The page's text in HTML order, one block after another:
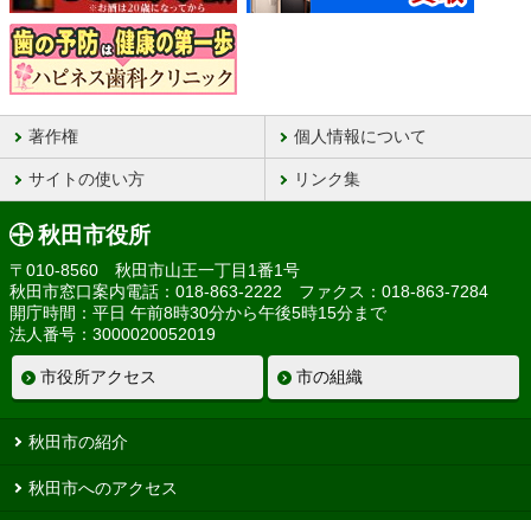
著作権 個人情報について
サイトの使い方 リンク集
秋田市役所
〒010-8560 秋田市山王一丁目1番1号
秋田市窓口案内電話：018-863-2222 ファクス：018-863-7284
開庁時間：平日 午前8時30分から午後5時15分まで
法人番号：3000020052019
市役所アクセス 市の組織
秋田市の紹介
秋田市へのアクセス